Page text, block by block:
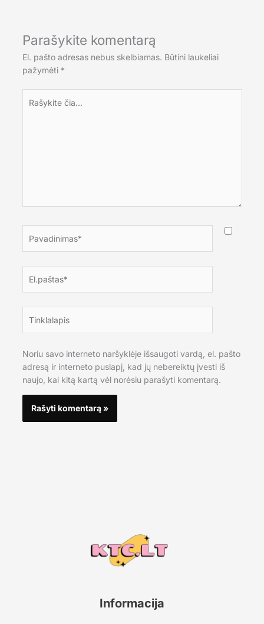
Parašykite komentarą
El. pašto adresas nebus skelbiamas. Būtini laukeliai
pažymėti *
čia...
Noriu savo interneto naršyklėje išsaugoti vardą, el. pašto
adresą ir interneto puslapį, kad jų nebereiktų įvesti iš
naujo, kai kitą kartą vėl norėsiu parašyti komentarą.
Informacija